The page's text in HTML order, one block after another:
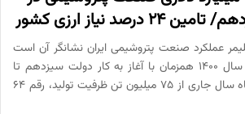
درصد نیاز ارزی کشور
عملکرد صنعت پتروشیمی ایران نشانگر آن است
که از مردادماه سال 1400 همزمان با آغاز به کار دولت سیزدهم تا
ابتدای خرداد ماه سال جاری از 75 میلیون تن ظرفیت تولید، رقم 64